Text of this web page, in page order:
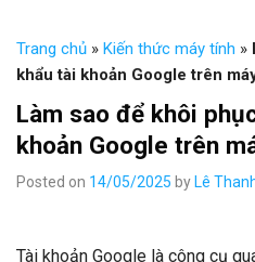
Trang chủ » Kiến thức máy tính »
khẩu tài khoản Google trên
Làm sao để khôi
khoản Google trên
Posted on 14/05/2025 by Lê
Tài khoản Google là công cụ